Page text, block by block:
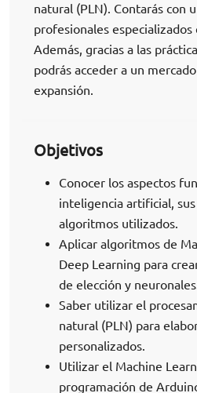
natural (PLN). Contarás con
profesionales especializados
Además, gracias a las
podrás acceder a un
expansión.
Objetivos
Conocer los aspectos
inteligencia artificial,
algoritmos utilizados.
Aplicar algoritmos de
Deep Learning para
de elección y neuronales.
Saber utilizar el
natural (PLN) para
personalizados.
Utilizar el Machine
programación de